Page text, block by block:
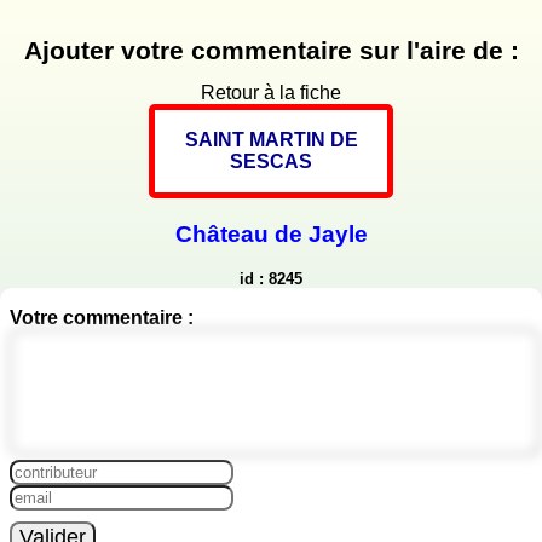
Ajouter votre commentaire sur l'aire de :
Retour à la fiche
SAINT MARTIN DE
SESCAS
Château de Jayle
id : 8245
Votre commentaire :
Valider